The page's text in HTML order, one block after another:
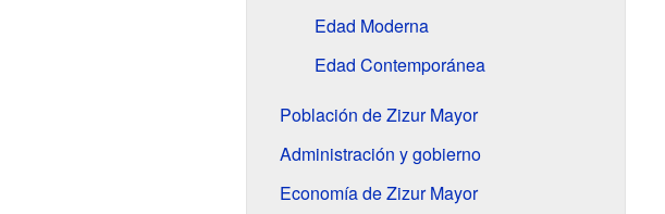
Edad Moderna
Edad Contemporánea
Población de Zizur Mayor
Administración y gobierno
Economía de Zizur Mayor